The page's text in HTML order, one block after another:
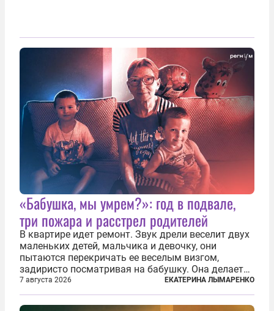
«Бабушка, мы умрем?»: год в подвале,
три пожара и расстрел родителей
В квартире идет ремонт. Звук дрели веселит двух
маленьких детей, мальчика и девочку, они
пытаются перекричать ее веселым визгом,
задиристо посматривая на бабушку. Она делает
им замечание, но внуки чувствуют, что она
сердится невсерьез. И это правда: дрель, конечно,
сверлит противно, но всё...
7 августа 2026 ЕКАТЕРИНА ЛЫМАРЕНКО